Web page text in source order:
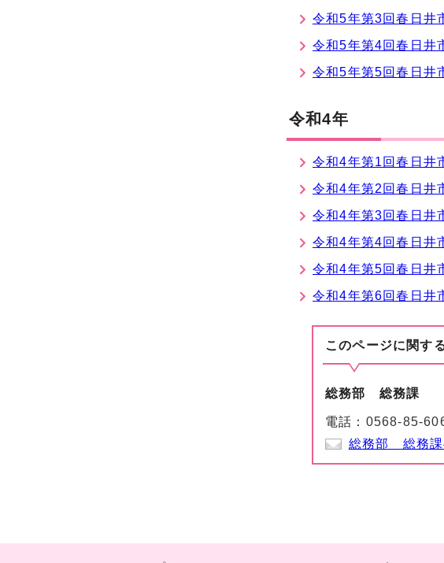
令和5年第3回春日井
令和5年第4回春日井
令和5年第5回春日井
令和4年
令和4年第1回春日井
令和4年第2回春日井
令和4年第3回春日井
令和4年第4回春日井
令和4年第5回春日井
令和4年第6回春日井
このページに関す
総務部 総務課
電話： 0568-85-
総務部 総務課